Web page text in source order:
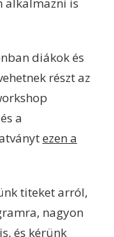
diákok és
részt az
a
ezen a
titeket arról,
nagyon
és kérünk